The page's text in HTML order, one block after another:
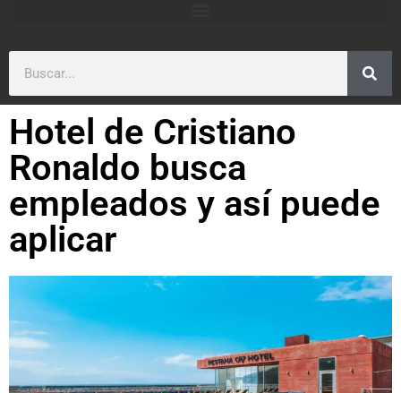
Hotel de Cristiano
Ronaldo busca
empleados y así puede
aplicar